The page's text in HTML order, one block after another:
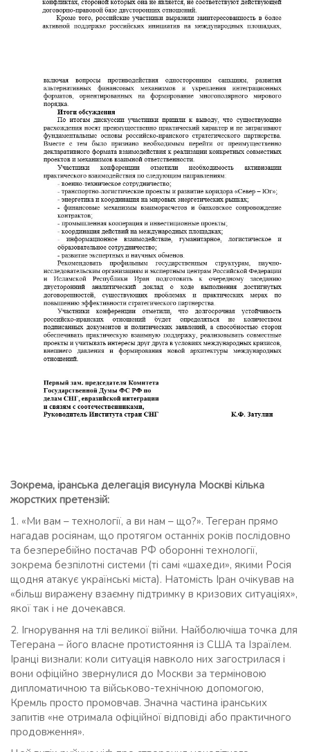
Зокрема, іранська делегація висунула Москві кілька
жорстких претензій:
1. «Ми вам – технології, а ви нам – що?». Тегеран прямо
нагадав росіянам, що протягом останніх років послідовно
та безперебійно постачав РФ оборонні технології,
зокрема безпілотні системи (ті самі «шахеди», якими Росія
щодня атакує українські міста). Натомість Іран очікував на
«більш виражену взаємну підтримку в кризових ситуаціях»,
якої так і не дочекався.
2. Ігнорування на тлі великої війни. Найболючіша точка для
Тегерана – його власне протистояння із США та Ізраїлем.
Іранці визнали: коли ситуація навколо них загострилася і
вони офіційно звернулися до Москви за терміновою
дипломатичною та військово-технічною допомогою,
Кремль просто промовчав. Значна частина іранських
запитів «не отримала офіційної відповіді або практичного
продовження».